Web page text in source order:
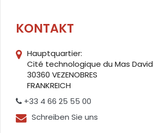
KONTAKT
Hauptquartier:
Cité technologique du Mas David
30360 VEZENOBRES
FRANKREICH
+33 4 66 25 55 00
Schreiben Sie uns